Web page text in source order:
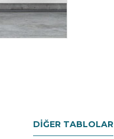
DIĞER TABLOLAR